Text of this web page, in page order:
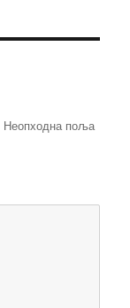
Неопходна поља